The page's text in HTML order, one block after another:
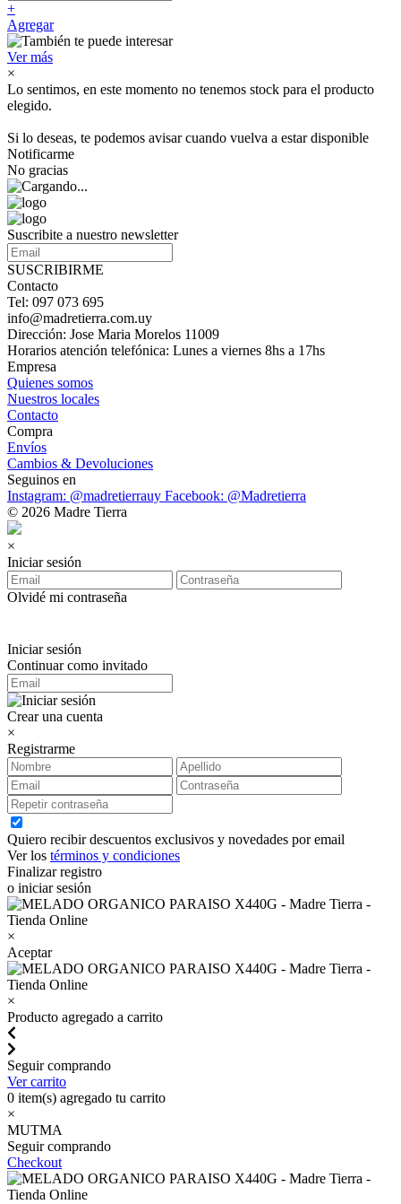
+
Agregar
Ver más
×
Lo sentimos, en este momento no tenemos stock para el producto
elegido.
Si lo deseas, te podemos avisar cuando vuelva a estar disponible
Notificarme
No gracias
Suscribite a nuestro newsletter
SUSCRIBIRME
Contacto
Tel: 097 073 695
info@madretierra.com.uy
Dirección: Jose Maria Morelos 11009
Horarios atención telefónica: Lunes a viernes 8hs a 17hs
Empresa
Quienes somos
Nuestros locales
Contacto
Compra
Envíos
Cambios & Devoluciones
Seguinos en
Instagram: @madretierrauy Facebook: @Madretierra
© 2026 Madre Tierra
×
Iniciar sesión
Olvidé mi contraseña
Iniciar sesión
Continuar como invitado
Crear una cuenta
×
Registrarme
Quiero recibir descuentos exclusivos y novedades por email
Ver los términos y condiciones
Finalizar registro
o iniciar sesión
×
Aceptar
×
Producto agregado a carrito
Seguir comprando
Ver carrito
0 item(s) agregado tu carrito
×
MUTMA
Seguir comprando
Checkout